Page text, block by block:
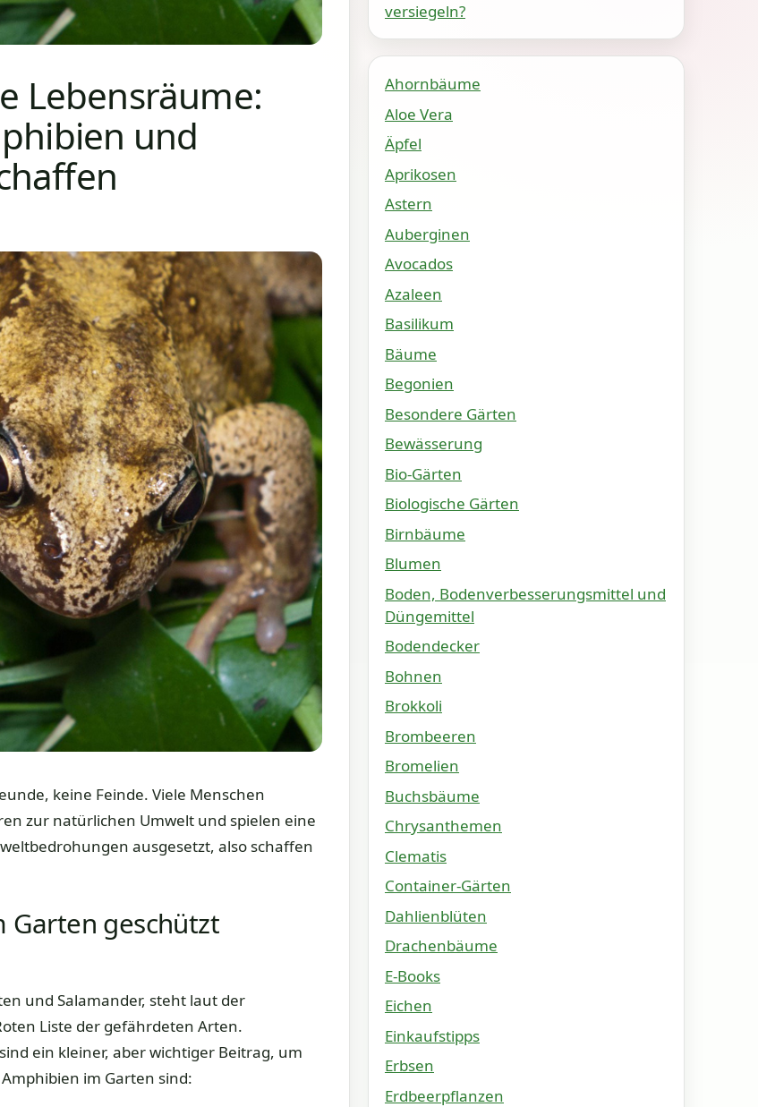
Lebensräume:
und
keine Feinde. Viele Menschen
zur natürlichen Umwelt und spielen eine
ausgesetzt, also schaffen
geschützt
und Salamander, steht laut der
Liste der gefährdeten Arten.
ein kleiner, aber wichtiger Beitrag, um
im Garten sind:
versiegeln?
Ahornbäume
Aloe Vera
Äpfel
Aprikosen
Astern
Auberginen
Avocados
Azaleen
Basilikum
Bäume
Begonien
Besondere Gärten
Bewässerung
Bio-Gärten
Biologische Gärten
Birnbäume
Blumen
Boden, Bodenverbesserungsmittel und
Düngemittel
Bodendecker
Bohnen
Brokkoli
Brombeeren
Bromelien
Buchsbäume
Chrysanthemen
Clematis
Container-Gärten
Dahlienblüten
Drachenbäume
E-Books
Eichen
Einkaufstipps
Erbsen
Erdbeerpflanzen